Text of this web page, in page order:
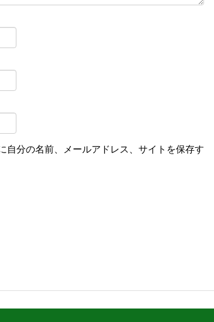
自分の名前、メールアドレス、サイトを保存す